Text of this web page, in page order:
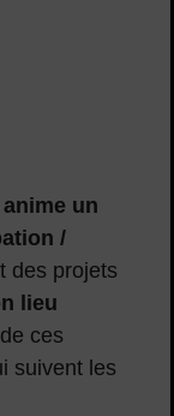
anime un
/
des projets
lieu
ces
suivent les